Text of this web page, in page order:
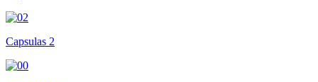
Capsulas 2